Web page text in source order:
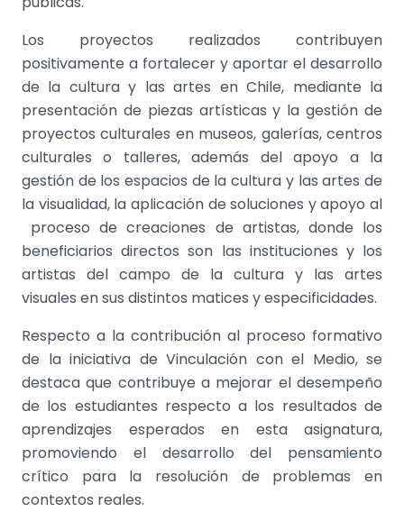
Los proyectos realizados contribuyen
positivamente a fortalecer y aportar el desarrollo
de la cultura y las artes en Chile, mediante la
presentación de piezas artísticas y la gestión de
proyectos culturales en museos, galerías, centros
culturales o talleres, además del apoyo a la
gestión de los espacios de la cultura y las artes de
la visualidad, la aplicación de soluciones y apoyo al
proceso de creaciones de artistas, donde los
beneficiarios directos son las instituciones y los
artistas del campo de la cultura y las artes
visuales en sus distintos matices y especificidades.
Respecto a la contribución al proceso formativo
de la iniciativa de Vinculación con el Medio, se
destaca que contribuye a mejorar el desempeño
de los estudiantes respecto a los resultados de
aprendizajes esperados en esta asignatura,
promoviendo el desarrollo del pensamiento
crítico para la resolución de problemas en
contextos reales.